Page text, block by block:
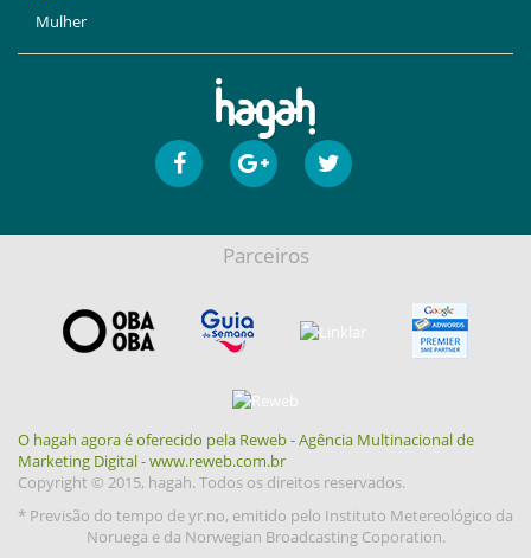
Mulher
Parceiros
O hagah agora é oferecido pela Reweb - Agência Multinacional de
Marketing Digital - www.reweb.com.br
Copyright © 2015, hagah. Todos os direitos reservados.
* Previsão do tempo de yr.no, emitido pelo Instituto Metereológico da
Noruega e da Norwegian Broadcasting Coporation.